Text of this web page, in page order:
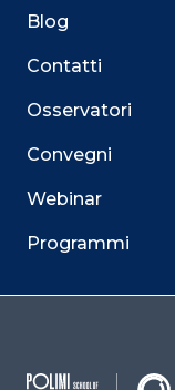
Blog
Contatti
Osservatori
Convegni
Webinar
Programmi